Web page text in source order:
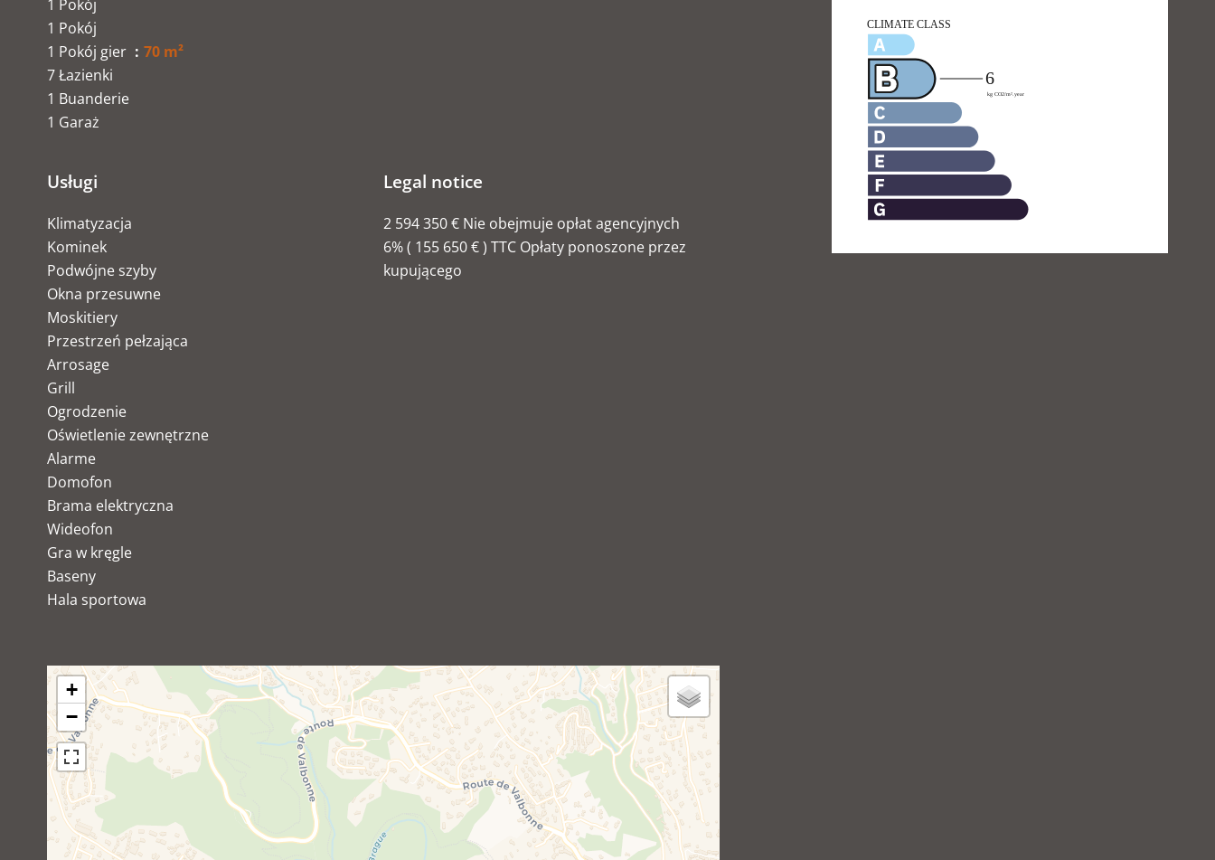
1 Pokój
1 Pokój
1 Pokój gier
70 m²
7 Łazienki
1 Buanderie
1 Garaż
Usługi
Klimatyzacja
Kominek
Podwójne szyby
Okna przesuwne
Moskitiery
Przestrzeń pełzająca
Arrosage
Grill
Ogrodzenie
Oświetlenie zewnętrzne
Alarme
Domofon
Brama elektryczna
Wideofon
Gra w kręgle
Baseny
Hala sportowa
Legal notice
2 594 350 € Nie obejmuje opłat agencyjnych
6% ( 155 650 € ) TTC Opłaty ponoszone przez
kupującego
+
−